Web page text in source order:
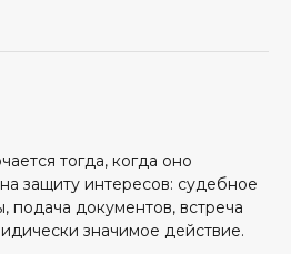
тогда, когда оно
защиту интересов: судебное
подача документов, встреча
значимое действие.